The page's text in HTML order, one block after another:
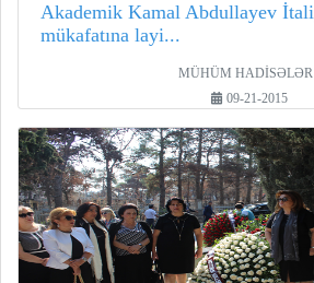
Akademik Kamal Abdullayev
mükafatına layi...
MÜHÜM HADİSƏLƏR
09-21-2015